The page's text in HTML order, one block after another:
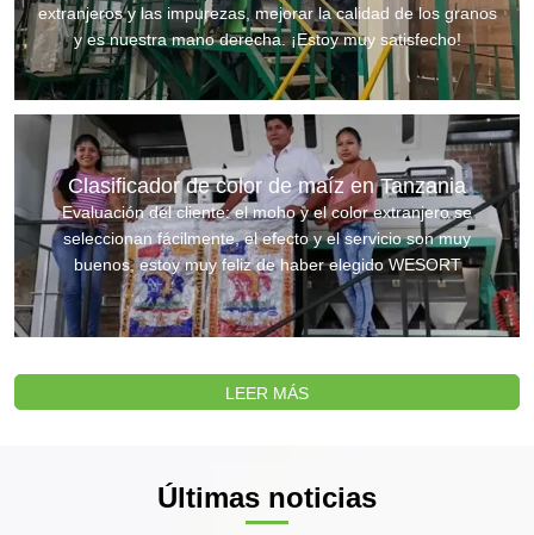
extranjeros y las impurezas, mejorar la calidad de los granos
y es nuestra mano derecha. ¡Estoy muy satisfecho!
Clasificador de color de maíz en Tanzania
Evaluación del cliente: el moho y el color extranjero se
seleccionan fácilmente, el efecto y el servicio son muy
buenos, estoy muy feliz de haber elegido WESORT
LEER MÁS
Últimas noticias